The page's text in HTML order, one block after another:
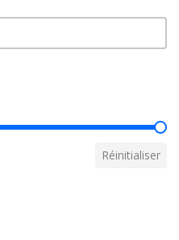
Réinitialiser